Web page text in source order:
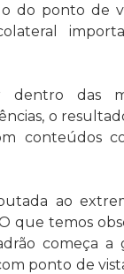
do ponto de
das
o
conteúdos
ao
que temos
começa a
ponto de